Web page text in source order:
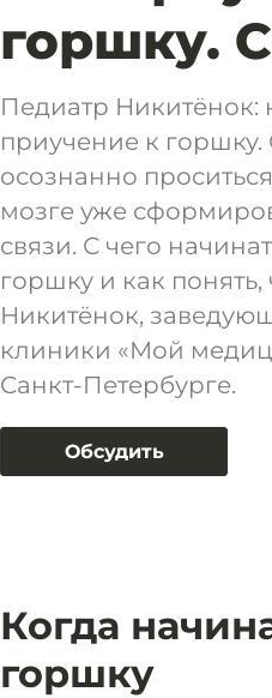
горшку.
Педиатр Никитёнок:
приучение к горшку.
осознанно
мозге уже
связи. С чего
горшку и как понять,
Никитёнок,
клиники «Мой
Санкт-Петербурге.
Обсудить
Когда
горшку